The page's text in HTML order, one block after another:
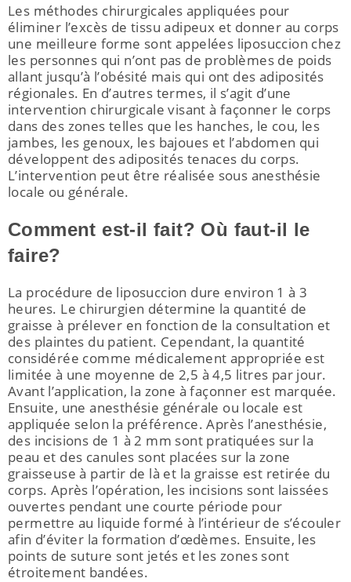
Les méthodes chirurgicales appliquées pour
éliminer l’excès de tissu adipeux et donner au corps
une meilleure forme sont appelées liposuccion chez
les personnes qui n’ont pas de problèmes de poids
allant jusqu’à l’obésité mais qui ont des adiposités
régionales. En d’autres termes, il s’agit d’une
intervention chirurgicale visant à façonner le corps
dans des zones telles que les hanches, le cou, les
jambes, les genoux, les bajoues et l’abdomen qui
développent des adiposités tenaces du corps.
L’intervention peut être réalisée sous anesthésie
locale ou générale.
Comment est-il fait? Où faut-il le
faire?
La procédure de liposuccion dure environ 1 à 3
heures. Le chirurgien détermine la quantité de
graisse à prélever en fonction de la consultation et
des plaintes du patient. Cependant, la quantité
considérée comme médicalement appropriée est
limitée à une moyenne de 2,5 à 4,5 litres par jour.
Avant l’application, la zone à façonner est marquée.
Ensuite, une anesthésie générale ou locale est
appliquée selon la préférence. Après l’anesthésie,
des incisions de 1 à 2 mm sont pratiquées sur la
peau et des canules sont placées sur la zone
graisseuse à partir de là et la graisse est retirée du
corps. Après l’opération, les incisions sont laissées
ouvertes pendant une courte période pour
permettre au liquide formé à l’intérieur de s’écouler
afin d’éviter la formation d’œdèmes. Ensuite, les
points de suture sont jetés et les zones sont
étroitement bandées.